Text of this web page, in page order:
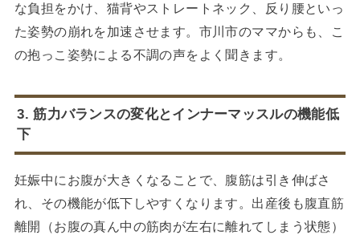
な負担をかけ、猫背やストレートネック、反り腰といっ
た姿勢の崩れを加速させます。市川市のママからも、こ
の抱っこ姿勢による不調の声をよく聞きます。
3. 筋力バランスの変化とインナーマッスルの機能低
下
妊娠中にお腹が大きくなることで、腹筋は引き伸ばさ
れ、その機能が低下しやすくなります。出産後も腹直筋
離開（お腹の真ん中の筋肉が左右に離れてしまう状態）